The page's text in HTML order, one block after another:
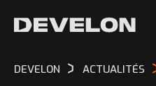
DEVELON ACTUALITÉS